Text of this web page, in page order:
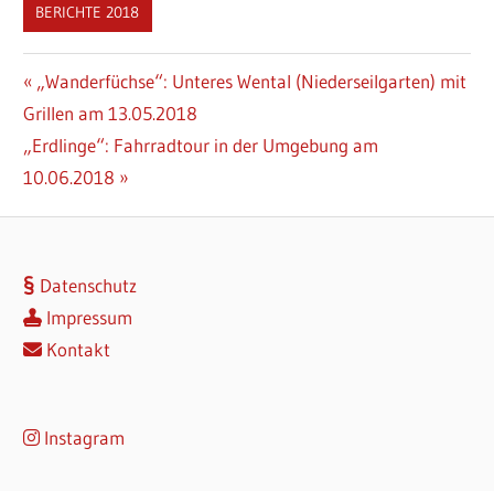
BERICHTE 2018
Beitragsnavigation
Vorheriger
Beitrag:
„Wanderfüchse“: Unteres Wental (Niederseilgarten) mit
Grillen am 13.05.2018
Nächster
Beitrag:
„Erdlinge“: Fahrradtour in der Umgebung am
10.06.2018
Datenschutz
Impressum
Kontakt
Instagram